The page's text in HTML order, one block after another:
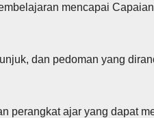
mencapai Capaian
dan pedoman yang
perangkat ajar yang dapat